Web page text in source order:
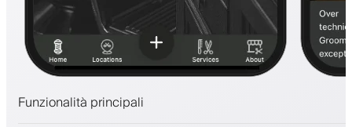
Funzionalità principali